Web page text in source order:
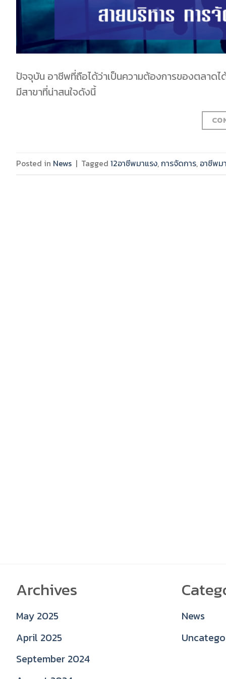
ปัจจุบัน อาชีพที่ถือได้ว่าเป็นความต้องการของตลาด
มีสาขาที่น่าสนใจดังนี้
Posted in News | Tagged 12อาชีพมาแรง,การจัดการ, อาชีพม
Archives
May 2025
April 2025
September 2024
News